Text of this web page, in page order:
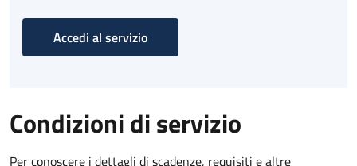
Accedi al servizio
Condizioni di servizio
Per conoscere i dettagli di scadenze, requisiti e altre